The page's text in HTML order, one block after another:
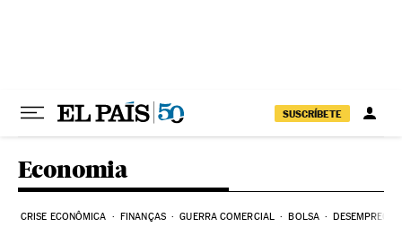
SUSCRÍBETE
Economia
CRISE ECONÔMICA FINANÇAS GUERRA COMERCIAL BOLSA DESEMPREGO